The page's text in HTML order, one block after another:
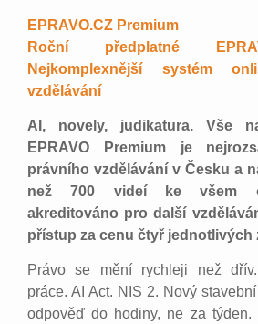
EPRAVO.CZ Premium
Roční předplatné
Nejkomplexnější systém
vzdělávání
AI, novely, judikatura. Vše
EPRAVO Premium je
právního vzdělávání v Česku a
než 700 videí ke všem
akreditováno pro další
přístup za cenu čtyř jednotlivých
Právo se mění rychleji než
práce. AI Act. NIS 2. Nový
odpověď do hodiny, ne za týden.